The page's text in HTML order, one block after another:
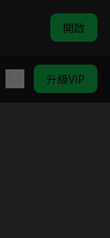
開啟
升級VIP